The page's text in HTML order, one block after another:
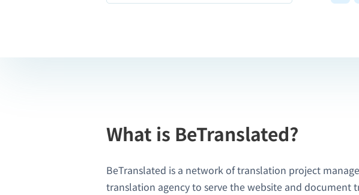
What is BeTranslated?
BeTranslated is a network of translation project
translation agency to serve the website and document